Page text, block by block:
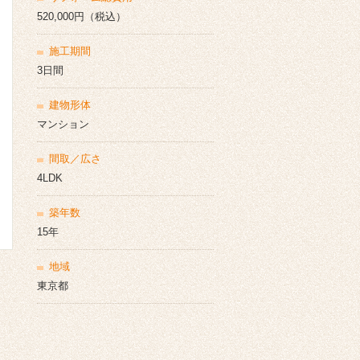
520,000円（税込）
施工期間
3日間
建物形体
マンション
間取／広さ
4LDK
築年数
15年
地域
東京都